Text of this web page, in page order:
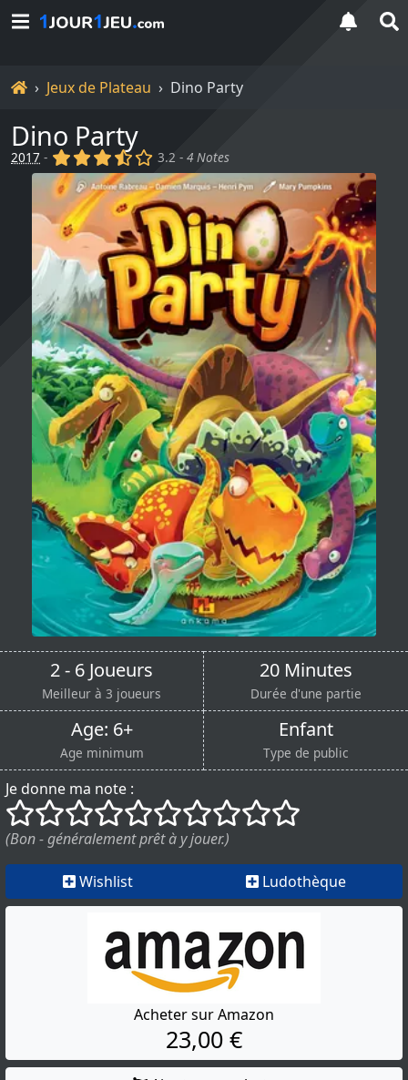
Accueil
Jeux de Plateau Dino Party
Dino Party
2017 - (x) (x) (x) (,) ()
3.2 -4 Notes
2 - 6 Joueurs
Meilleur à 3 joueurs
20 Minutes
Durée d'une partie
Age: 6+
Age minimum
Enfant
Type de public
Je donne ma note :
()
() () () () () () () ()
()
(Bon - généralement prêt à y jouer.)
Wishlist Ludothèque
Acheter sur Amazon
23,00 €